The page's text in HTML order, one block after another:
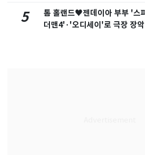
5
톰 홀랜드♥젠데이아 부부 '스
더맨4'·'오디세이'로 극장 장악